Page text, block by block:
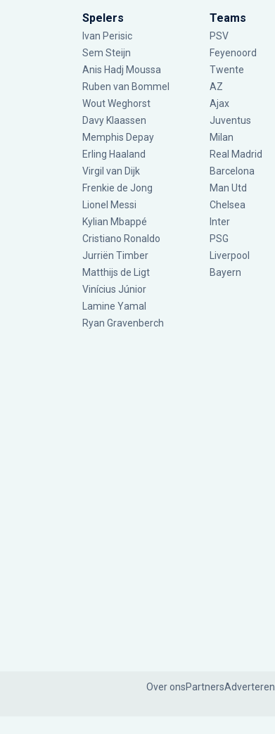
Spelers
Ivan Perisic
Sem Steijn
Anis Hadj Moussa
Ruben van Bommel
Wout Weghorst
Davy Klaassen
Memphis Depay
Erling Haaland
Virgil van Dijk
Frenkie de Jong
Lionel Messi
Kylian Mbappé
Cristiano Ronaldo
Jurriën Timber
Matthijs de Ligt
Vinícius Júnior
Lamine Yamal
Ryan Gravenberch
Teams
PSV
Feyenoord
Twente
AZ
Ajax
Juventus
Milan
Real Madrid
Barcelona
Man Utd
Chelsea
Inter
PSG
Liverpool
Bayern
Over onsPartnersAdverteren